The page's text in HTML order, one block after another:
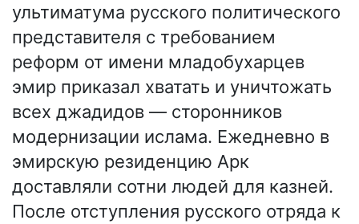
ультиматума русского политического
представителя с требованием
реформ от имени младобухарцев
эмир приказал хватать и уничтожать
всех джадидов — сторонников
модернизации ислама. Ежедневно в
эмирскую резиденцию Арк
доставляли сотни людей для казней.
После отступления русского отряда к